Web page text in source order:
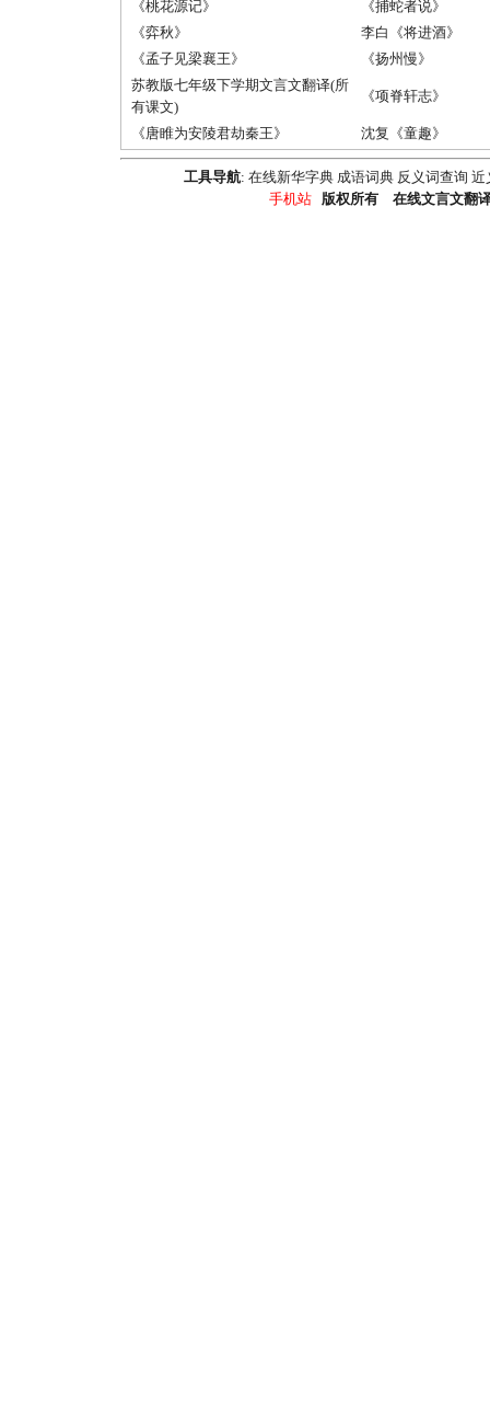
《桃花源记》
《捕蛇者说》
《弈秋》
李白《将进酒》
《孟子见梁襄王》
《扬州慢》
苏教版七年级下学期文言文翻译(所
有课文)
《项脊轩志》
《唐睢为安陵君劫秦王》 沈复《童趣》
工具导航: 在线新华字典 成语词典 反义词查询 近
手机站 版权所有 在线文言文翻